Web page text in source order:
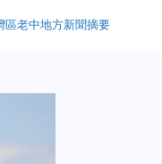
區老中地方新聞摘要